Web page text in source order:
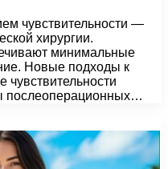
чувствительности —
хирургии.
минимальные
Новые подходы к
послеоперационных…